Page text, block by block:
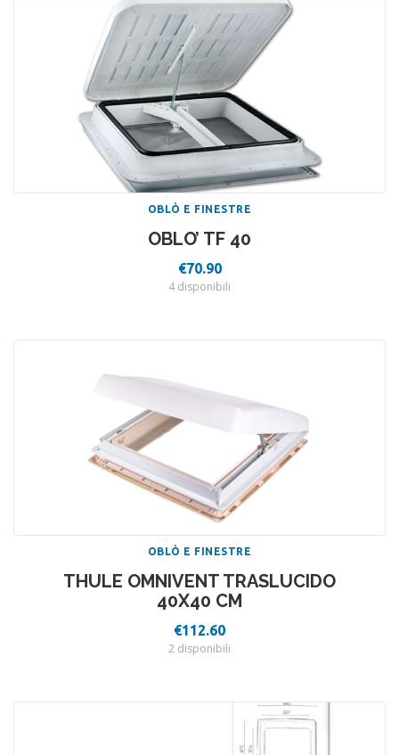
OBLÒ E FINESTRE
OBLO’ TF 40
€70.90
4 disponibili
OBLÒ E FINESTRE
THULE OMNIVENT TRASLUCIDO
40X40 CM
€112.60
2 disponibili